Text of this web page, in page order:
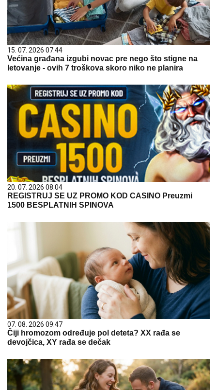
15. 07. 2026 07:44
Većina građana izgubi novac pre nego što stigne na
letovanje - ovih 7 troškova skoro niko ne planira
20. 07. 2026 08:04
REGISTRUJ SE UZ PROMO KOD CASINO Preuzmi
1500 BESPLATNIH SPINOVA
07. 08. 2026 09:47
Čiji hromozom određuje pol deteta? XX rađa se
devojčica, XY rađa se dečak